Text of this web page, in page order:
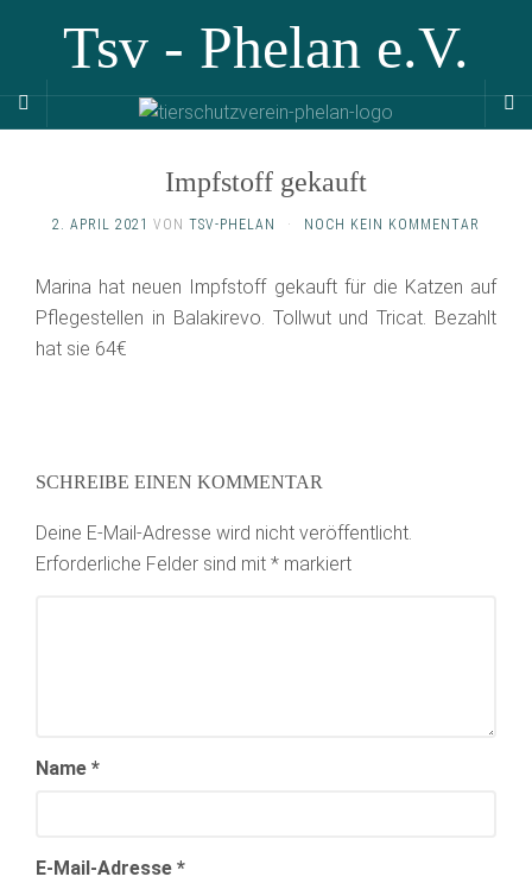
Tsv - Phelan e.V.
Impfstoff gekauft
2. APRIL 2021 VON TSV-PHELAN · NOCH KEIN KOMMENTAR
Marina hat neuen Impfstoff gekauft für die Katzen auf
Pflegestellen in Balakirevo. Tollwut und Tricat. Bezahlt
hat sie 64€
SCHREIBE EINEN KOMMENTAR
Deine E-Mail-Adresse wird nicht veröffentlicht.
Erforderliche Felder sind mit * markiert
Name *
E-Mail-Adresse *